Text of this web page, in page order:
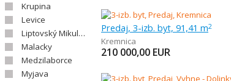
Krupina
Levice
Liptovský Mikuláš
Malacky
Medzilaborce
Myjava
Predaj, 3-izb. byt, 91,41 m2
Kremnica
210 000,00 EUR